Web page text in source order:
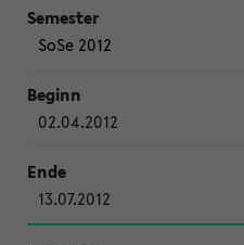
SoSe 2012
02.04.2012
13.07.2012